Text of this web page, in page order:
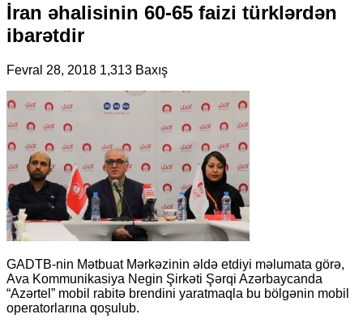
İran əhalisinin 60-65 faizi türklərdən
ibarətdir
Fevral 28, 2018 1,313 Baxış
GADTB-nin Mətbuat Mərkəzinin əldə etdiyi məlumata görə,
Ava Kommunikasiya Negin Şirkəti Şərqi Azərbaycanda
“Azərtel” mobil rabitə brendini yaratmaqla bu bölgənin mobil
operatorlarına qoşulub.